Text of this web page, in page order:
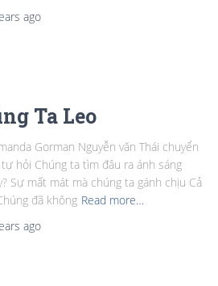
ago
Ta Leo
Gorman Nguyễn văn Thái chuyển
hỏi Chúng ta tìm đâu ra ánh sáng
Sự mất mát mà chúng ta gánh chịu Cả
đã không Read more…
ago